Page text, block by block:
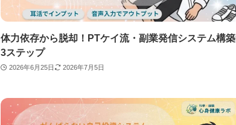
体力依存から脱却！PTケイ流・副業発信システム構
3ステップ
2026年6月25日 2026年7月5日